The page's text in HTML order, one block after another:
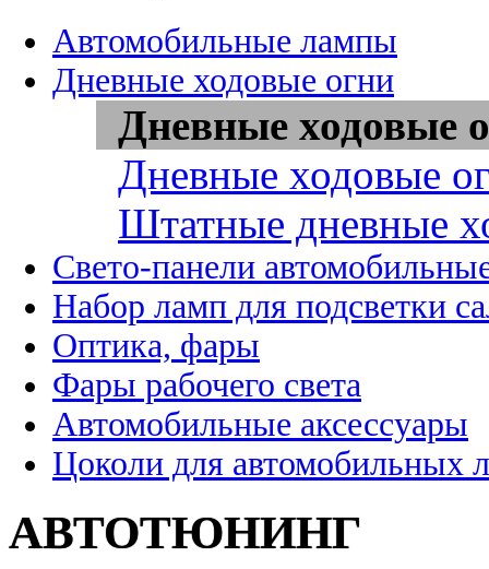
Автомобильные лампы
Дневные ходовые огни
Дневные ходовые
Дневные ходовые
Штатные дневные
Свето-панели
Набор ламп для подсветки
Оптика, фары
Фары рабочего света
Автомобильные аксессуары
Цоколи для автомобильных
АВТОТЮНИНГ